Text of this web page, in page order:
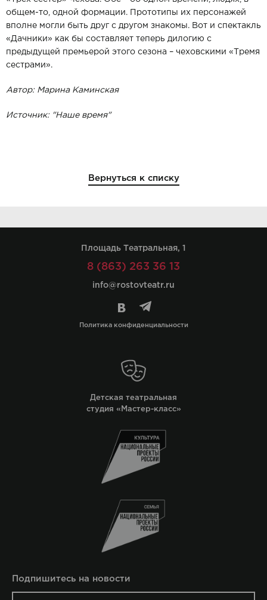
общем-то, одной формации. Прототипы их персонажей
вполне могли быть друг с другом знакомы. Вот и спектакль
«Дачники» как бы составляет теперь дилогию с
предыдущей премьерой этого сезона – чеховскими «Тремя
сестрами».
Автор: Марина Каминская
Источник: "Наше время"
Вернуться к списку
Площадь Театральная, 1
8 (863) 263 36 13
info@rostovteatr.ru
Политика конфиденциальности
Детская театральная
студия «Мастер-класс»
Подпишитесь на новости